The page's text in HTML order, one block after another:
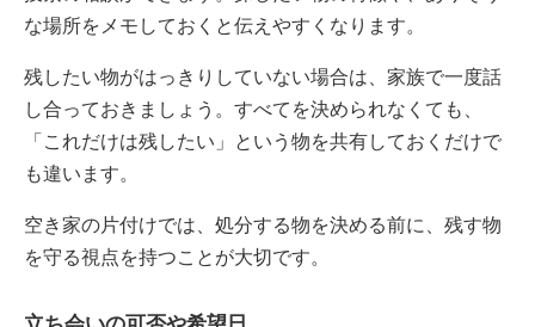
な場所をメモしておくと伝えやすくなります。
残したい物がはっきりしていない場合は、家族で一度話
し合っておきましょう。すべてを決められなくても、
「これだけは残したい」という物を共有しておくだけで
も違います。
空き家の片付けでは、処分する物を決める前に、残す物
を守る視点を持つことが大切です。